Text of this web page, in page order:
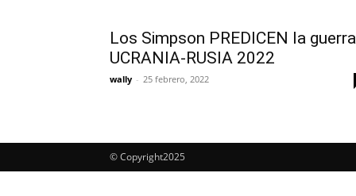
Los Simpson PREDICEN la guerra
UCRANIA-RUSIA 2022
wally - 25 febrero, 2022
© Copyright2025